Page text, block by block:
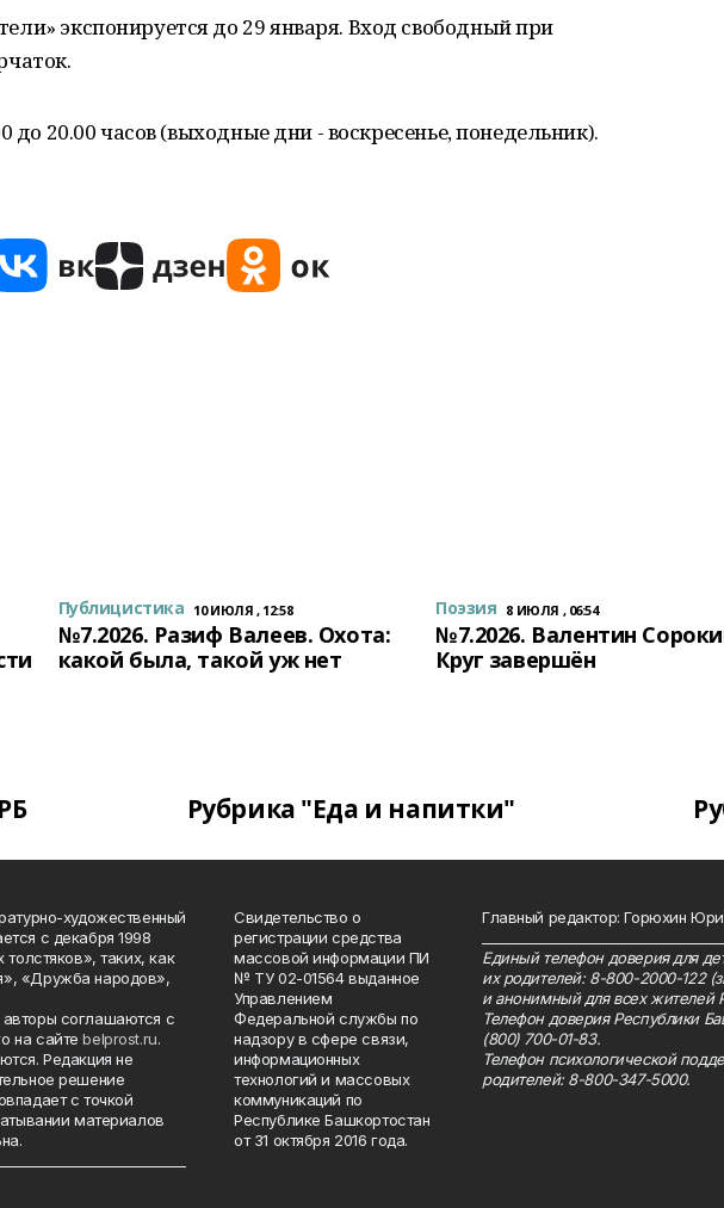
экспонируется до 29 января. Вход свободный при
до 20.00 часов (выходные дни - воскресенье, понедельник).
Публицистика 10 ИЮЛЯ , 12:58
№7.2026. Разиф Валеев. Охота:
какой была, такой уж нет
Поэзия 8 ИЮЛЯ , 06:54
№7.2026. Валентин
Круг завершён
Рубрика "Еда и напитки"
художественный
с декабря 1998
толстяков», таких, как
«Дружба народов»,
соглашаются с
на сайтеbelprost.ru.
Редакция не
решение
с точкой
материалов
Свидетельство о
регистрации средства
массовой информации ПИ
№ ТУ 02-01564 выданное
Управлением
Федеральной службы по
надзору в сфере связи,
информационных
технологий и массовых
коммуникаций по
Республике Башкортостан
от 31 октября 2016 года.
Главный редактор: Горюхин
Единый телефон доверия для
их родителей: 8-800-2000-122
и анонимный для всех жителей
Телефон доверия Республики
(800) 700-01-83.
Телефон психологической
родителей: 8-800-347-5000.